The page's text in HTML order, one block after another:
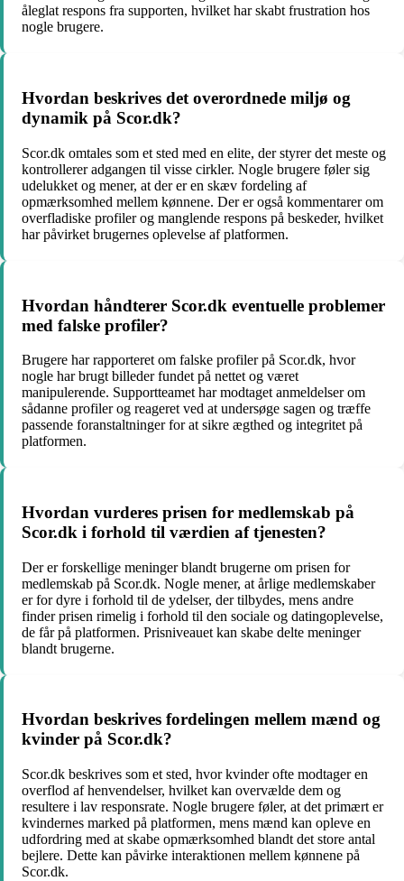
åleglat respons fra supporten, hvilket har skabt frustration hos
nogle brugere.
Hvordan beskrives det overordnede miljø og
dynamik på Scor.dk?
Scor.dk omtales som et sted med en elite, der styrer det meste og
kontrollerer adgangen til visse cirkler. Nogle brugere føler sig
udelukket og mener, at der er en skæv fordeling af
opmærksomhed mellem kønnene. Der er også kommentarer om
overfladiske profiler og manglende respons på beskeder, hvilket
har påvirket brugernes oplevelse af platformen.
Hvordan håndterer Scor.dk eventuelle problemer
med falske profiler?
Brugere har rapporteret om falske profiler på Scor.dk, hvor
nogle har brugt billeder fundet på nettet og været
manipulerende. Supportteamet har modtaget anmeldelser om
sådanne profiler og reageret ved at undersøge sagen og træffe
passende foranstaltninger for at sikre ægthed og integritet på
platformen.
Hvordan vurderes prisen for medlemskab på
Scor.dk i forhold til værdien af tjenesten?
Der er forskellige meninger blandt brugerne om prisen for
medlemskab på Scor.dk. Nogle mener, at årlige medlemskaber
er for dyre i forhold til de ydelser, der tilbydes, mens andre
finder prisen rimelig i forhold til den sociale og datingoplevelse,
de får på platformen. Prisniveauet kan skabe delte meninger
blandt brugerne.
Hvordan beskrives fordelingen mellem mænd og
kvinder på Scor.dk?
Scor.dk beskrives som et sted, hvor kvinder ofte modtager en
overflod af henvendelser, hvilket kan overvælde dem og
resultere i lav responsrate. Nogle brugere føler, at det primært er
kvindernes marked på platformen, mens mænd kan opleve en
udfordring med at skabe opmærksomhed blandt det store antal
bejlere. Dette kan påvirke interaktionen mellem kønnene på
Scor.dk.